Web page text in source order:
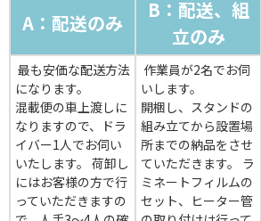
A：配送のみ
B：配送、組
立のみ
最も安価な配送方法
になります。
混載便の車上渡しに
なりますので、ドラ
イバー1人でお伺い
いたします。 荷卸し
にはお客様の方で行
っていただきますの
作業員が2名でお伺
いします。
開梱し、スタンドの
組み立てから設置場
所までの納品をさせ
ていただきます。 ラ
ミネートフィルムの
セット、ヒーター管